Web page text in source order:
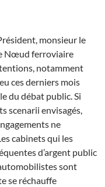
monsieur le
Nœud ferroviaire
notamment
ces derniers mois
du débat public. Si
scenarii envisagés,
ne
cabinets qui les
d’argent public
sont
se réchauffe